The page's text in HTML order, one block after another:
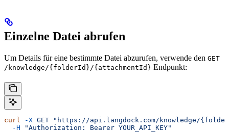
Einzelne Datei abrufen
Um Details für eine bestimmte Datei abzurufen, verwende den GET
/knowledge/{folderId}/{attachmentId} Endpunkt:
curl -X GET "https://api.langdock.com/knowledge/
  -H
"Authorization: Bearer YOUR_API_KEY"